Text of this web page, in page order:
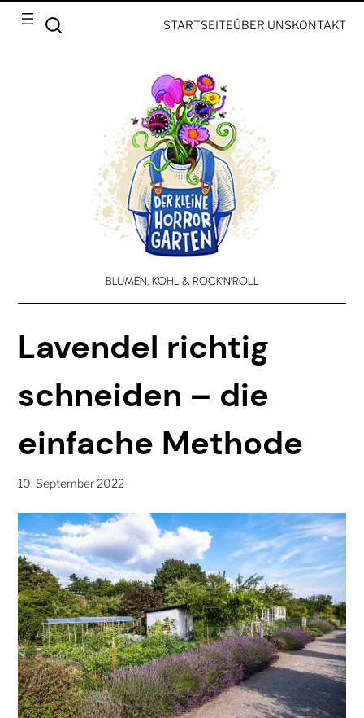
STARTSEITEÜBER UNSKONTAKT
BLUMEN, KOHL & ROCK’N’ROLL
Lavendel richtig
schneiden – die
einfache Methode
10. September 2022